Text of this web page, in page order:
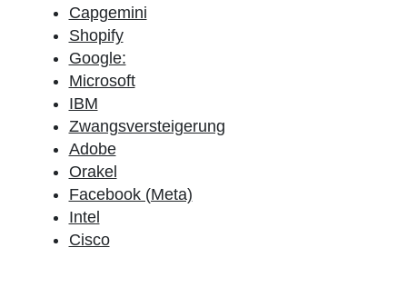
Capgemini
Shopify
Google:
Microsoft
IBM
Zwangsversteigerung
Adobe
Orakel
Facebook (Meta)
Intel
Cisco